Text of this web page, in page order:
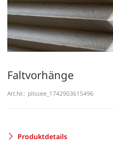
Faltvorhänge
Art.Nr.: plissee_1742903615496
Produktdetails